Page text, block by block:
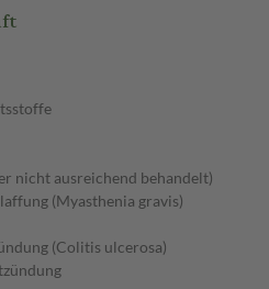
nicht ausreichend behandelt)
(Myasthenia gravis)
(Colitis ulcerosa)